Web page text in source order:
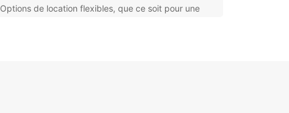
Options de location flexibles, que ce soit pour une